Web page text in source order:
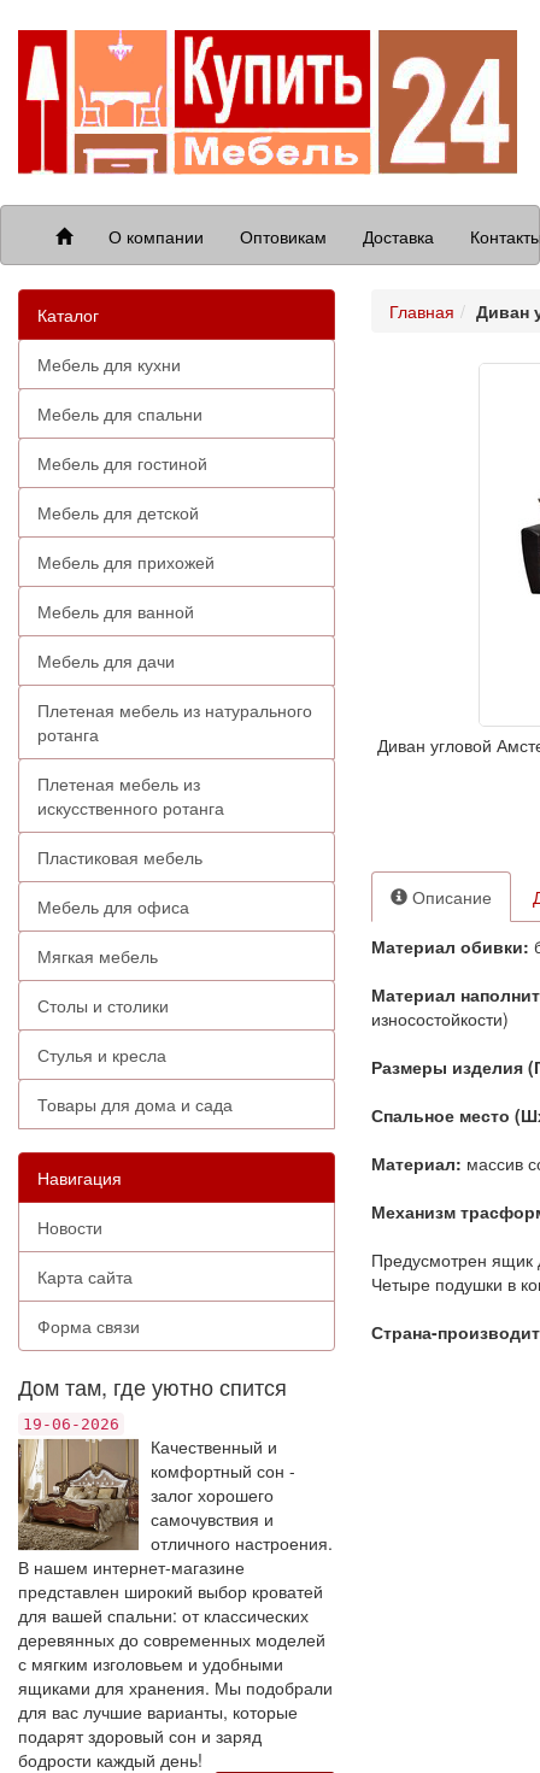
О компании Оптовикам Доставка
Каталог
Мебель для кухни
Мебель для спальни
Мебель для гостиной
Мебель для детской
Мебель для прихожей
Мебель для ванной
Мебель для дачи
Плетеная мебель из натурального
ротанга
Плетеная мебель из
искусственного ротанга
Пластиковая мебель
Мебель для офиса
Мягкая мебель
Столы и столики
Стулья и кресла
Товары для дома и сада
Навигация
Новости
Карта сайта
Форма связи
Дом там, где уютно спится
19-06-2026
Качественный и
комфортный сон -
залог хорошего
самочувствия и
отличного настроения.
В нашем интернет-магазине
представлен широкий выбор кроватей
для вашей спальни: от классических
деревянных до современных моделей
с мягким изголовьем и удобными
ящиками для хранения. Мы подобрали
для вас лучшие варианты, которые
подарят здоровый сон и заряд
бодрости каждый день!
Главная Диван
Диван угловой
Описание
Материал обивки:
Материал
износостойкости)
Размеры изделия
Спальное место
Материал: массив
Механизм
Предусмотрен ящик
Четыре подушки в
Страна-